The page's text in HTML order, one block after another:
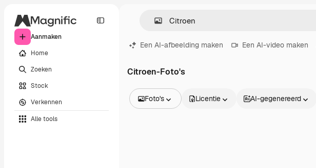
Aanmaken
Home
Zoeken
Stock
Verkennen
Alle tools
Een AI-afbeelding maken Een AI-video maken
Citroen-Foto's
Foto's Licentie AI-gegenereerd